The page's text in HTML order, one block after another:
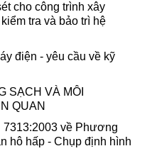
cho công trình xây
tra và bảo trì hệ
điện - yêu cầu về kỹ
SẠCH VÀ MÔI
QUAN
7313:2003 về Phương
hô hấp - Chụp định hình